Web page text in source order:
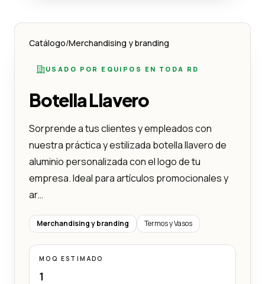
Catálogo/Merchandising y branding
USADO POR EQUIPOS EN TODA RD
Botella Llavero
Sorprende a tus clientes y empleados con
nuestra práctica y estilizada botella llavero de
aluminio personalizada con el logo de tu
empresa. Ideal para artículos promocionales y
ar…
Merchandising y branding Termos y Vasos
MOQ ESTIMADO
1